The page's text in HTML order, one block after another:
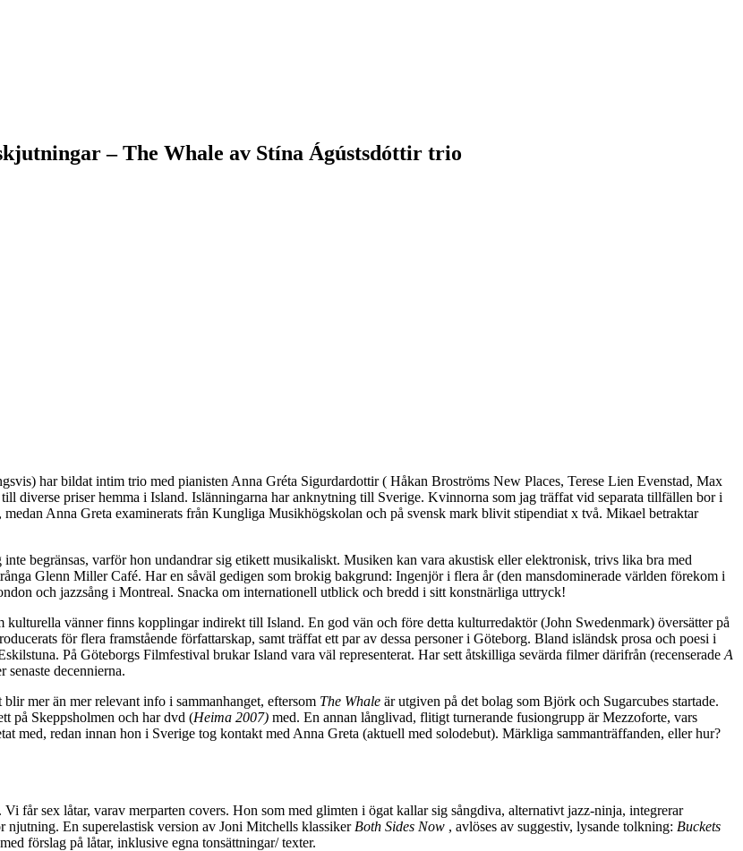
– The Whale av Stína Ágústsdóttir trio
har bildat intim trio med pianisten Anna Gréta Sigurdardottir ( Håkan Broströms New Places, Terese Lien Evenstad, Max
diverse priser hemma i Island. Islänningarna har anknytning till Sverige. Kvinnorna som jag träffat vid separata tillfällen bor i
Anna Greta examinerats från Kungliga Musikhögskolan och på svensk mark blivit stipendiat x två. Mikael betraktar
begränsas, varför hon undandrar sig etikett musikaliskt. Musiken kan vara akustisk eller elektronisk, trivs lika bra med
Glenn Miller Café. Har en såväl gedigen som brokig bakgrund: Ingenjör i flera år (den mansdominerade världen förekom i
och jazzsång i Montreal. Snacka om internationell utblick och bredd i sitt konstnärliga uttryck!
vänner finns kopplingar indirekt till Island. En god vän och före detta kulturredaktör (John Swedenmark) översätter på
för flera framstående författarskap, samt träffat ett par av dessa personer i Göteborg. Bland isländsk prosa och poesi i
På Göteborgs Filmfestival brukar Island vara väl representerat. Har sett åtskilliga sevärda filmer därifrån (recenserade A
decennierna.
mer än mer relevant info i sammanhanget, eftersom The Whale är utgiven på det bolag som Björk och Sugarcubes startade.
på Skeppsholmen och har dvd (Heima 2007) med. En annan långlivad, flitigt turnerande fusiongrupp är Mezzoforte, vars
med, redan innan hon i Sverige tog kontakt med Anna Greta (aktuell med solodebut). Märkliga sammanträffanden, eller hur?
får sex låtar, varav merparten covers. Hon som med glimten i ögat kallar sig sångdiva, alternativt jazz-ninja, integrerar
njutning. En superelastisk version av Joni Mitchells klassiker Both Sides Now , avlöses av suggestiv, lysande tolkning: Buckets
förslag på låtar, inklusive egna tonsättningar/ texter.